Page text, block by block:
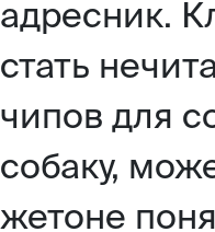
адресник.
стать
чипов для
собаку,
жетоне